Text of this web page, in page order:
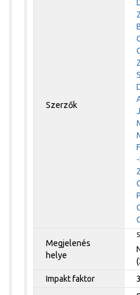
Szerzők
Megjelenés
helye
Impakt faktor